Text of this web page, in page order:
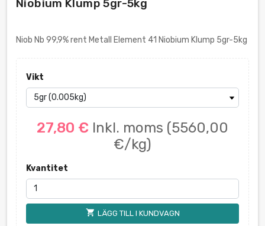
Niobium Klump 5gr-5kg
Niob Nb 99,9% rent Metall Element 41 Niobium Klump 5gr-5kg
Vikt
27,80 € Inkl. moms (5560,00
€/kg)
Kvantitet
shopping_cart LÄGG TILL I KUNDVAGN